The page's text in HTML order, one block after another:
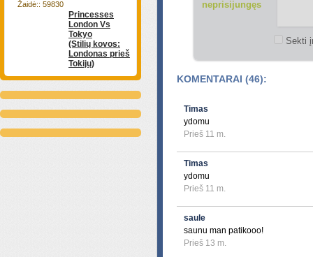
Princesses
London Vs
Tokyo
(Stilių kovos:
Londonas prieš
Tokijų)
Žaidė:: 59830 neprisijungęs
Sekti
KOMENTARAI (46):
Timas
ydomu
Prieš 11 m.
Timas
ydomu
Prieš 11 m.
saule
saunu man patikooo!
Prieš 13 m.